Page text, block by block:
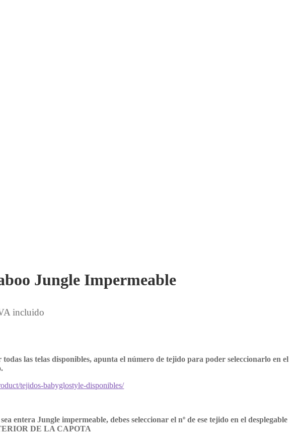
Jungle Impermeable
incluido
todas las telas disponibles, apunta el número de tejido para poder seleccionarlo en el
tejidos-babyglostyle-disponibles/
entera Jungle impermeable, debes seleccionar el nº de ese tejido en el desplegable
DE LA CAPOTA